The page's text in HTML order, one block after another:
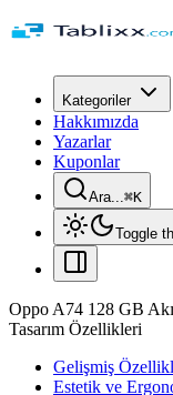
Kategoriler
Hakkımızda
Yazarlar
Kuponlar
Ara...⌘K
Toggle
Oppo A74 128 GB
Tasarım Özellikleri
Gelişmiş
Estetik ve